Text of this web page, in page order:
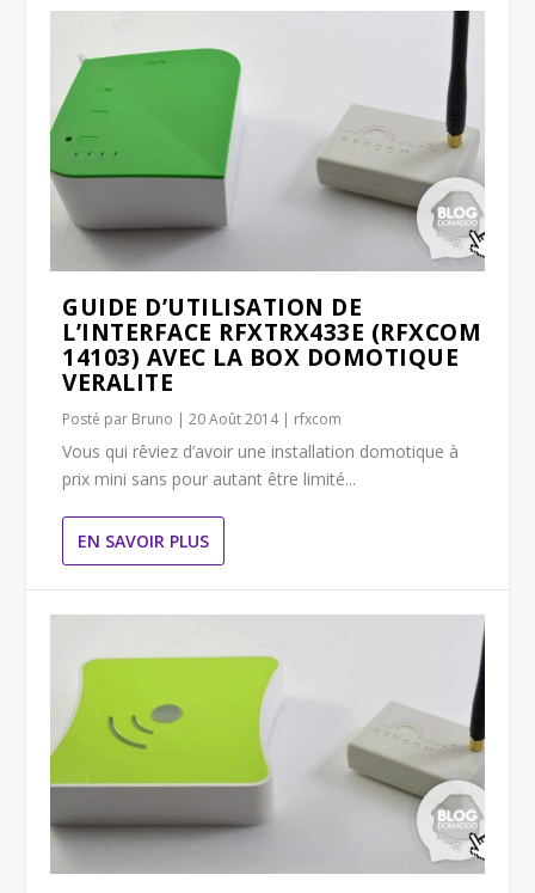
GUIDE D’UTILISATION DE
L’INTERFACE RFXTRX433E (RFXCOM
14103) AVEC LA BOX DOMOTIQUE
VERALITE
Posté par Bruno |20 Août 2014| rfxcom
Vous qui rêviez d’avoir une installation domotique à
prix mini sans pour autant être limité...
EN SAVOIR PLUS